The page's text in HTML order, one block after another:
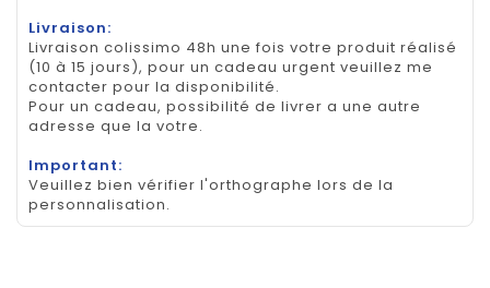
Livraison:
Livraison colissimo 48h une fois votre produit réalisé
(10 à 15 jours), pour un cadeau urgent veuillez me
contacter pour la disponibilité.
Pour un cadeau, possibilité de livrer a une autre
adresse que la votre.
Important:
Veuillez bien vérifier l'orthographe lors de la
personnalisation.